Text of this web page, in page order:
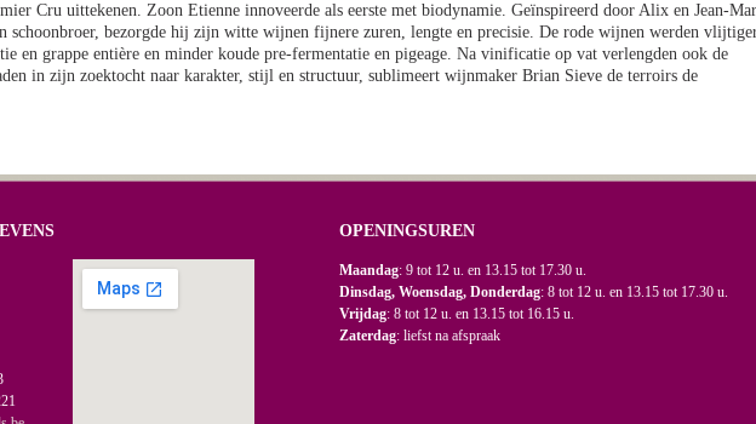
Cru uittekenen. Zoon Etienne innoveerde als eerste met biodynamie. Geïnspireerd door Alix en Jean-
schoonbroer, bezorgde hij zijn witte wijnen fijnere zuren, lengte en precisie. De rode wijnen werden
en grappe entière en minder koude pre-fermentatie en pigeage. Na vinificatie op vat verlengden ook de
in zijn zoektocht naar karakter, stijl en structuur, sublimeert wijnmaker Brian Sieve de terroirs de
OPENINGSUREN
Maandag: 9 tot 12 u. en 13.15 tot 17.30 u.
Dinsdag, Woensdag, Donderdag: 8 tot 12 u. en 13.15 tot 17.30 u.
Vrijdag: 8 tot 12 u. en 13.15 tot 16.15 u.
Zaterdag: liefst na afspraak